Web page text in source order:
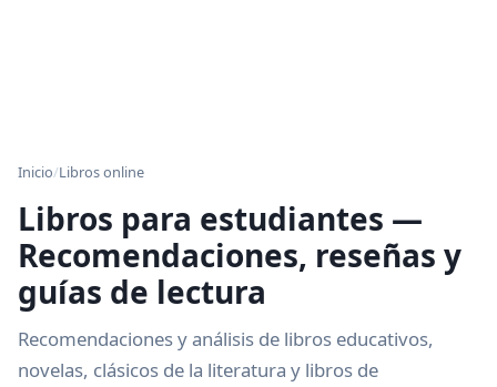
Inicio/Libros online
Libros para estudiantes —
Recomendaciones, reseñas y
guías de lectura
Recomendaciones y análisis de libros educativos,
novelas, clásicos de la literatura y libros de